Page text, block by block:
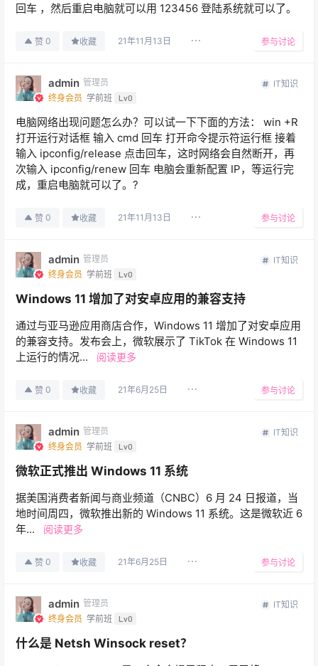
回车 ，然后重启电脑就可以用 123456 登陆系统就可以了。
赞 0 收藏 21年11月13日 参与讨论
admin 管理员
终身会员 学前班 Lv0
IT知识
电脑网络出现问题怎么办？可以试一下下面的方法： win +R
打开运行对话框 输入 cmd 回车 打开命令提示符运行框 接着
输入 ipconfig/release 点击回车，这时网络会自然断开，再
次输入 ipconfig/renew 回车 电脑会重新配置 IP，等运行完
成，重启电脑就可以了。?
赞 0 收藏 21年11月13日 参与讨论
admin 管理员
终身会员 学前班 Lv0
IT知识
Windows 11 增加了对安卓应用的兼容支持
通过与亚马逊应用商店合作，Windows 11 增加了对安卓应用
的兼容支持。发布会上，微软展示了 TikTok 在 Windows 11
上运行的情况...
阅读更多
赞 0 收藏 21年6月25日 参与讨论
admin 管理员
终身会员 学前班 Lv0
IT知识
微软正式推出 Windows 11 系统
据美国消费者新闻与商业频道（CNBC）6 月 24 日报道，当
地时间周四，微软推出新的 Windows 11 系统。这是微软近 6
年...
阅读更多
赞 0 收藏 21年6月25日 参与讨论
admin 管理员
终身会员 学前班 Lv0
IT知识
什么是 Netsh Winsock reset？